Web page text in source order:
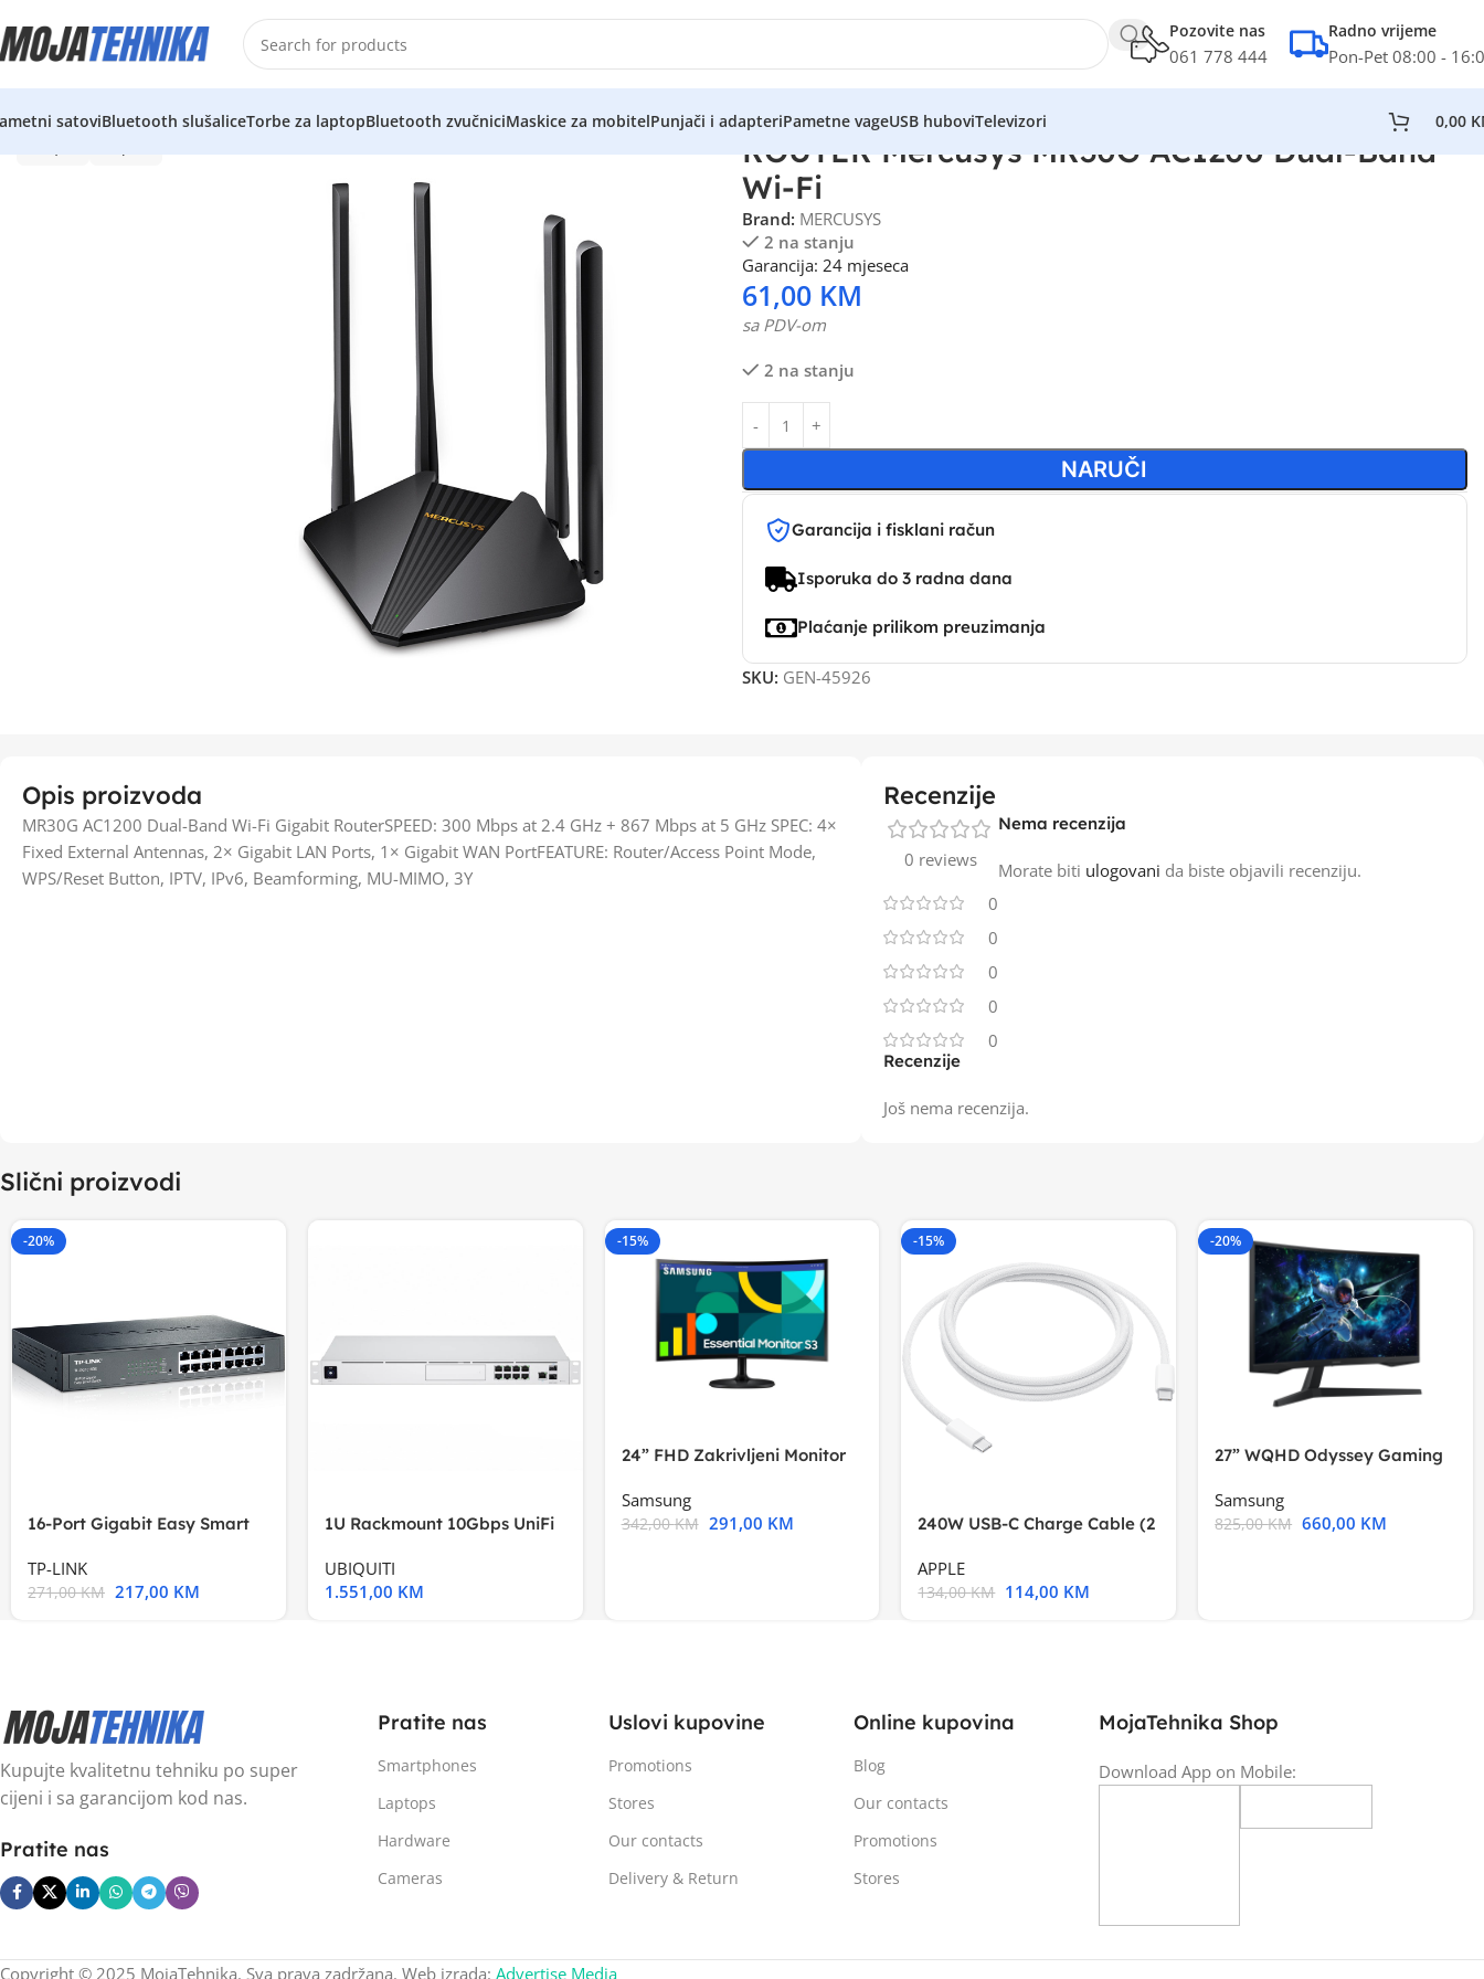
Pozovite nas
061 778 444
Radno vrijeme
Pon-Pet 08:00 -
satoviBluetooth slušaliceTorbe za laptopBluetooth zvučniciMaskice za mobitelPunjači i adapteriPametne vageUSB huboviTelevizori 0,00
ROUTER Mercusys MR30G AC1200 Dual-Band
Wi-Fi
Brand: MERCUSYS
2 na stanju
Garancija: 24 mjeseca
61,00 KM
sa PDV-om
2 na stanju
NARUČI
Garancija i fisklani račun
Isporuka do 3 radna dana
Plaćanje prilikom preuzimanja
SKU: GEN-45926
Opis proizvoda
MR30G AC1200 Dual-Band Wi-Fi Gigabit RouterSPEED: 300 Mbps at 2.4 GHz + 867 Mbps at 5 GHz SPEC: 4×
Fixed External Antennas, 2× Gigabit LAN Ports, 1× Gigabit WAN PortFEATURE: Router/Access Point Mode,
WPS/Reset Button, IPTV, IPv6, Beamforming, MU-MIMO, 3Y
Recenzije
0 reviews
0
0
0
0
0
Recenzije
Još nema recenzija.
Nema recenzija
Morate biti ulogovani da biste objavili recenziju.
Slični proizvodi
-20%
16-Port Gigabit Easy Smart
TP-LINK
271,00KM 217,00 KM
1U Rackmount 10Gbps UniFi
UBIQUITI
1.551,00 KM
-15%
24” FHD Zakrivljeni Monitor
Samsung
342,00KM 291,00 KM
-15%
240W USB-C Charge Cable (2
APPLE
134,00KM 114,00 KM
-20%
27” WQHD Odyssey Gaming
Samsung
825,00KM 660,00 KM
Kupujte kvalitetnu tehniku po super
cijeni i sa garancijom kod nas.
Pratite nas
Pratite nas
Smartphones
Laptops
Hardware
Cameras
Uslovi kupovine
Promotions
Stores
Our contacts
Delivery & Return
Online kupovina
Blog
Our contacts
Promotions
Stores
MojaTehnika Shop
Download App on Mobile:
Copyright © 2025 MojaTehnika. Sva prava zadržana. Web izrada: Advertise Media